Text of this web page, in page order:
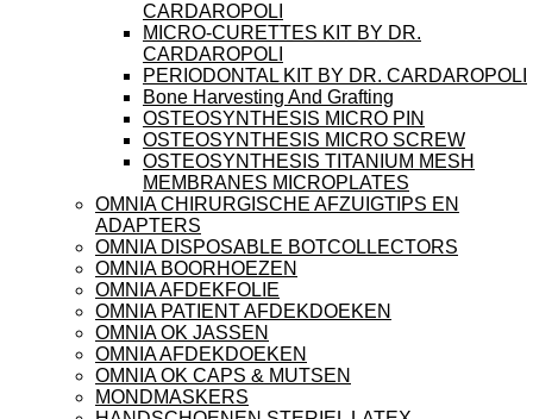
CARDAROPOLI
MICRO-CURETTES KIT BY DR.
CARDAROPOLI
PERIODONTAL KIT BY DR. CARDAROPOLI
Bone Harvesting And Grafting
OSTEOSYNTHESIS MICRO PIN
OSTEOSYNTHESIS MICRO SCREW
OSTEOSYNTHESIS TITANIUM MESH
MEMBRANES MICROPLATES
OMNIA CHIRURGISCHE AFZUIGTIPS EN
ADAPTERS
OMNIA DISPOSABLE BOTCOLLECTORS
OMNIA BOORHOEZEN
OMNIA AFDEKFOLIE
OMNIA PATIENT AFDEKDOEKEN
OMNIA OK JASSEN
OMNIA AFDEKDOEKEN
OMNIA OK CAPS & MUTSEN
MONDMASKERS